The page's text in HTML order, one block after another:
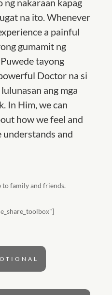
ng nakaraan kapag
na ito. Whenever
a painful
gumamit ng
tayong
Doctor na si
ang mga
In Him, we can
how we feel and
understands and
to family and friends.